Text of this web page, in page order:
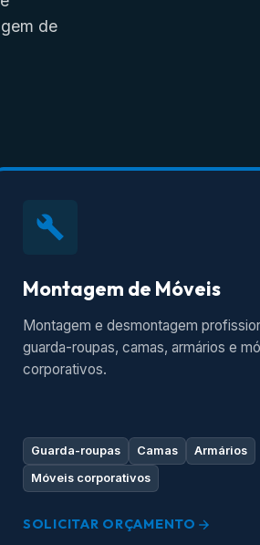
de
Montagem de Móveis
Montagem e desmontagem
guarda-roupas, camas, armários e
corporativos.
Guarda-roupas Camas
Armários
Móveis corporativos
SOLICITAR ORÇAMENTO